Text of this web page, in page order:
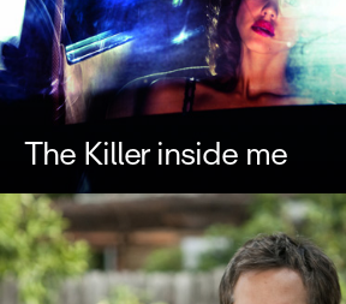
The Killer inside me